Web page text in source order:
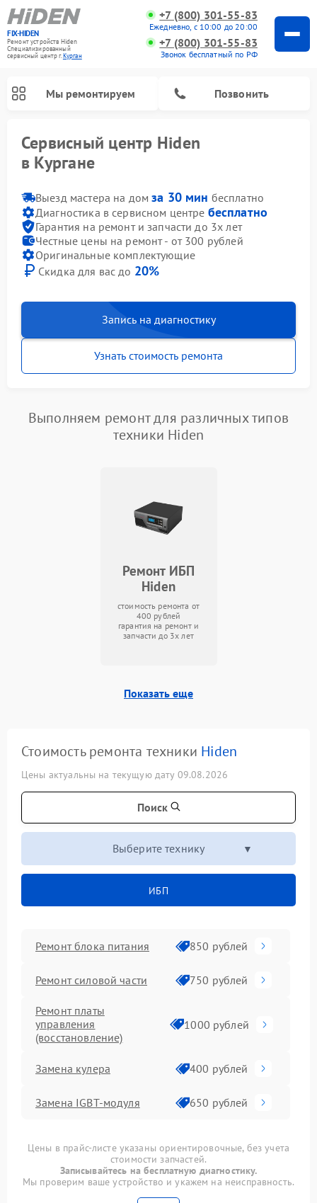
FIX-HIDEN
Ремонт устройств Hiden
Специализированный
cервисный центр г.Курган
+7 (800) 301-55-83
Ежедневно, с 10:00 до 20:00
+7 (800) 301-55-83
Звонок бесплатный по РФ
Мы ремонтируем Позвонить
Сервисный центр Hiden
в Кургане
Выезд мастера на домза 30 мин бесплатно
Диагностика в сервисном центре бесплатно
Гарантия на ремонт и запчасти до 3х лет
Честные цены на ремонт - от 300 рублей
Оригинальные комплектующие
Скидка для вас до 20%
Запись на диагностику
Узнать стоимость ремонта
Выполняем ремонт для различных типов
техники Hiden
Ремонт ИБП
Hiden
стоимость ремонта от
400 рублей
гарантия на ремонт и
запчасти до 3х лет
Показать еще
Стоимость ремонта техники Hiden
Цены актуальны на текущую дату 09.08.2026
Поиск
Выберите технику
ИБП
Ремонт блока питания 850 рублей
Ремонт силовой части 750 рублей
Ремонт платы
управления
(восстановление)
1000 рублей
Замена кулера 400 рублей
Замена IGBT-модуля 650 рублей
Цены в прайс-листе указаны ориентировочные, без учета
стоимости запчастей.
Записывайтесь на бесплатную диагностику.
Мы проверим ваше устройство и укажем на неисправность.